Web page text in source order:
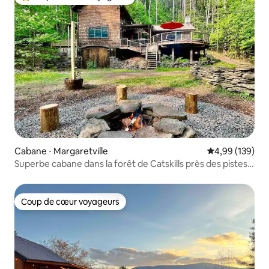
Cabane ⋅ Margaretville Évaluation
4,99 (139)
Superbe cabane dans la forêt de Catskills près des pistes
Coup de cœur voyageurs
Coup de cœur voyageurs